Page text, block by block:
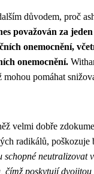
důvodem, proč
považován za
onemocnění,
onemocnění.
pomáhat
velmi dobře
radikálů, poškozuje
schopné neutralizovat
čímž poskytují